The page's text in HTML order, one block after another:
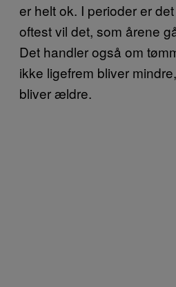
er helt ok. I perioder er
oftest vil det, som årene
Det handler også om
ikke ligefrem bliver
bliver ældre.